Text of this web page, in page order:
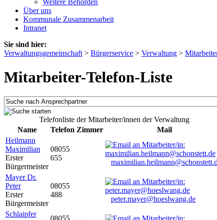
Weitere Behörden
Über uns
Kommunale Zusammenarbeit
Intranet
Sie sind hier:
Verwaltungsgemeinschaft > Bürgerservice > Verwaltung >
Mitarbeiter-Telefon-Liste
Telefonliste der Mitarbeiter/innen der Verwaltung
Name
Telefon Zimmer
Mail
Heilmann
Maximilian
Erster
Bürgermeister
08055
655
Mayer Dr.
Peter
Erster
Bürgermeister
08055
488
peter.mayer@hoeslwang.de
Schlaipfer
08055